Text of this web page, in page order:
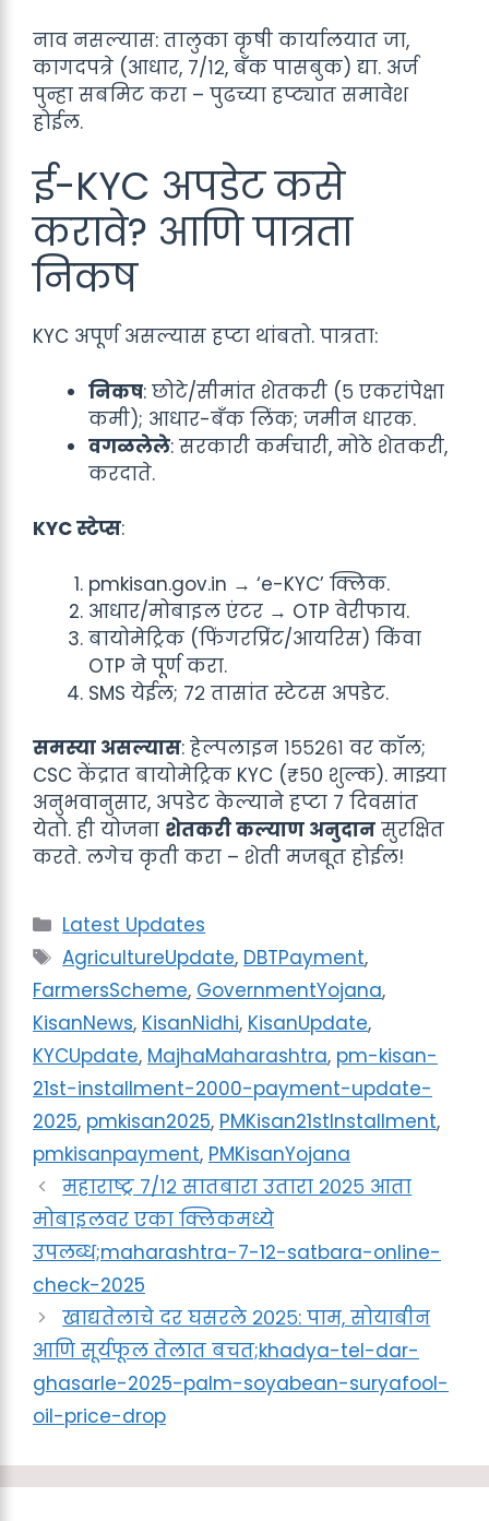
नाव नसल्यास: तालुका कृषी कार्यालयात जा,
कागदपत्रे (आधार, ७/१२, बँक पासबुक) द्या. अर्ज
पुन्हा सबमिट करा – पुढच्या हप्ट्यात समावेश
होईल.
ई-KYC अपडेट कसे
करावे? आणि पात्रता
निकष
KYC अपूर्ण असल्यास हप्टा थांबतो. पात्रता:
निकष: छोटे/सीमांत शेतकरी (५ एकरांपेक्षा
कमी); आधार-बँक लिंक; जमीन धारक.
वगळलेले: सरकारी कर्मचारी, मोठे शेतकरी,
करदाते.
KYC स्टेप्स:
pmkisan.gov.in → ‘e-KYC’ क्लिक.
आधार/मोबाइल एंटर → OTP वेरीफाय.
बायोमेट्रिक (फिंगरप्रिंट/आयरिस) किंवा
OTP ने पूर्ण करा.
SMS येईल; ७२ तासांत स्टेटस अपडेट.
समस्या असल्यास: हेल्पलाइन १५५२६१ वर कॉल;
CSC केंद्रात बायोमेट्रिक KYC (₹५० शुल्क). माझ्या
अनुभवानुसार, अपडेट केल्याने हप्टा ७ दिवसांत
येतो. ही योजना शेतकरी कल्याण अनुदान सुरक्षित
करते. लगेच कृती करा – शेती मजबूत होईल!
Categories
Latest Updates
Tags
AgricultureUpdate, DBTPayment,
FarmersScheme, GovernmentYojana,
KisanNews, KisanNidhi, KisanUpdate,
KYCUpdate, MajhaMaharashtra, pm-kisan-
21st-installment-2000-payment-update-
2025, pmkisan2025, PMKisan21stInstallment,
pmkisanpayment, PMKisanYojana
महाराष्ट्र ७/१२ सातबारा उतारा २०२५ आता
मोबाइलवर एका क्लिकमध्ये
उपलब्ध;maharashtra-7-12-satbara-online-
check-2025
खाद्यतेलाचे दर घसरले २०२५: पाम, सोयाबीन
आणि सूर्यफूल तेलात बचत;khadya-tel-dar-
ghasarle-2025-palm-soyabean-suryafool-
oil-price-drop